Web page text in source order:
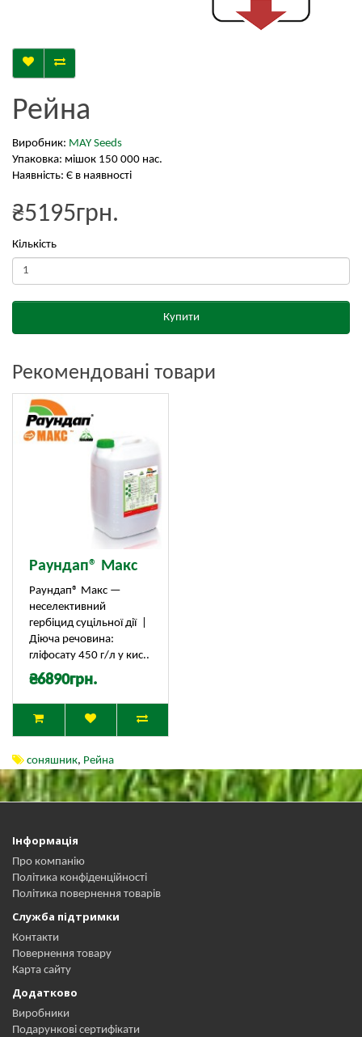
Рейна
Виробник: MAY Seeds
Упаковка: мішок 150 000 нас.
Наявність: Є в наявності
₴5195грн.
Кількість
Купити
Рекомендовані товари
Раундап® Макс
Раундап® Макс —
неселективний
гербіцид суцільної дії |
Діюча речовина:
гліфосату 450 г/л у кис..
₴6890грн.
соняшник, Рейна
Інформація
Про компанію
Політика конфіденційності
Політика повернення товарів
Служба підтримки
Контакти
Повернення товару
Карта сайту
Додатково
Виробники
Подарункові сертифікати